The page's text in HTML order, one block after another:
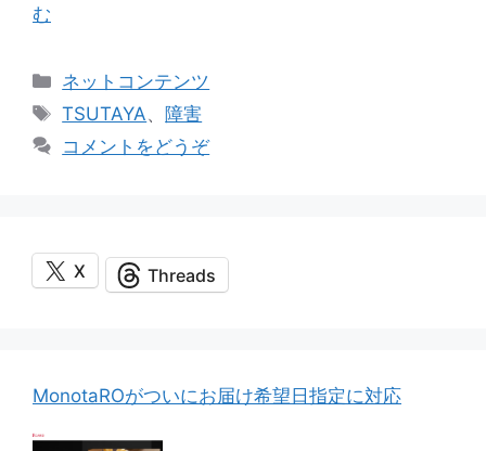
む
カ
テ
リ
ネットコンテンツ
タ
グ
TSUTAYA、 障害
コメントをどうぞ
X Threads
MonotaROがついにお届け希望日指定に対応